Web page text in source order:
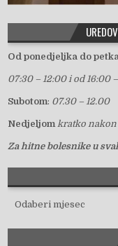
Od ponedjeljka do petka
07:30 – 12:00 i od 16:00
Subotom: 07.30 – 12.00
Nedjeljom kratko
Za hitne bolesnike u
Arhiva